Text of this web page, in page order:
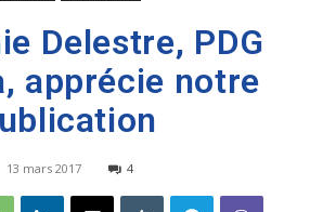
Delestre, PDG
apprécie notre
13 mars 2017 4